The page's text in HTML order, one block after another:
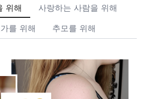
위해
사랑하는 사람을 위해
를 위해
추모를 위해